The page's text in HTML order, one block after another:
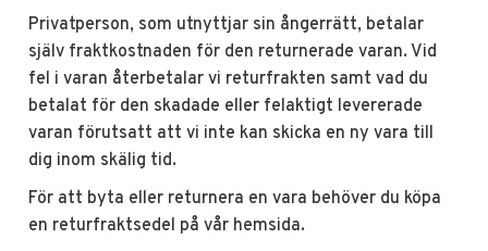
Privatperson, som utnyttjar sin ångerrätt, betalar
själv fraktkostnaden för den returnerade varan. Vid
fel i varan återbetalar vi returfrakten samt vad du
betalat för den skadade eller felaktigt levererade
varan förutsatt att vi inte kan skicka en ny vara till
dig inom skälig tid.
För att byta eller returnera en vara behöver du köpa
en returfraktsedel på vår hemsida.